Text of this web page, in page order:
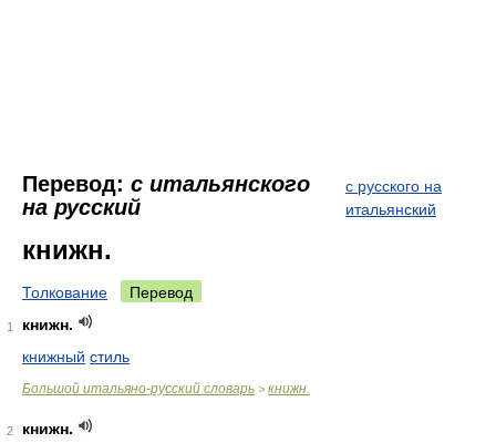
Перевод: с итальянского
на русский
с русского на
итальянский
книжн.
Толкование Перевод
1
книжн.
книжный стиль
Большой итальяно-русский словарь > книжн.
2
книжн.